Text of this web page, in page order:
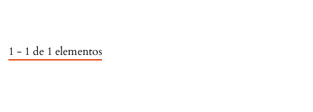
1 - 1 de 1 elementos